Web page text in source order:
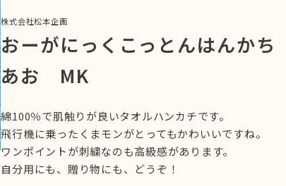
株式会社松本企画
おーがにっくこっとんはんかち
あお MK
綿100％で肌触りが良いタオルハンカチです。
飛行機に乗ったくまモンがとってもかわいいですね。
ワンポイントが刺繍なのも高級感があります。
自分用にも、贈り物にも、どうぞ！